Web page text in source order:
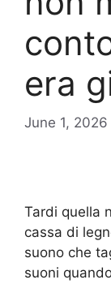
era
June 1, 2026
Tardi quella
cassa di
suono che
suoni